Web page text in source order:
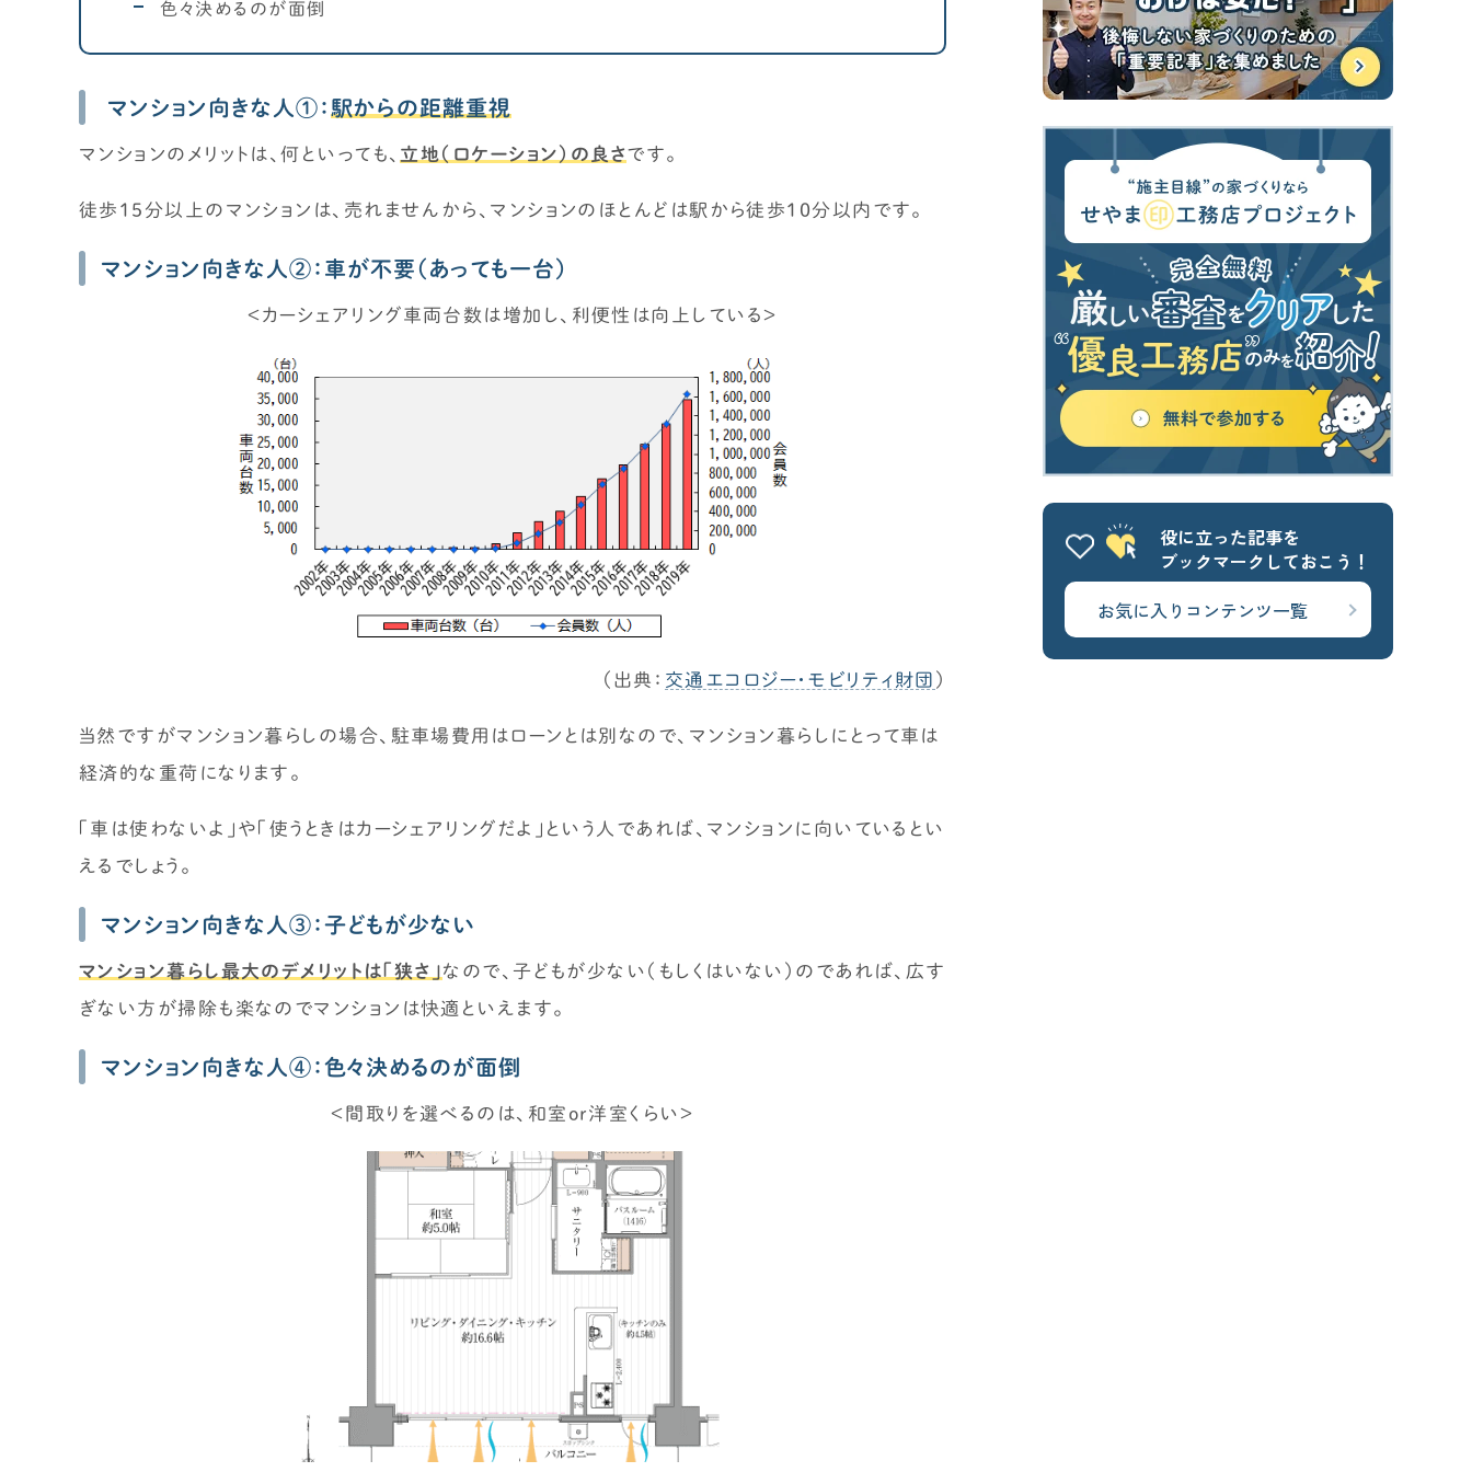
色々決めるのが面倒
マンション向きな人①： 駅からの距離重視
マンションのメリットは、何といっても、 立地（ロケーション）の良さです。
徒歩15分以上のマンションは、売れませんから、マンションのほとんどは駅から徒歩10分以内です。
マンション向きな人②：車が不要（あっても一台）
＜カーシェアリング車両台数は増加し、利便性は向上している＞
（出典： 交通エコロジー・モビリティ財団 ）
当然ですがマンション暮らしの場合、駐車場費用はローンとは別なので、マンション暮らしにとって車は
経済的な重荷になります。
「車は使わないよ」や「使うときはカーシェアリングだよ」という人であれば、マンションに向いているとい
えるでしょう。
マンション向きな人③：子どもが少ない
マンション暮らし最大のデメリットは「狭さ」なので、子どもが少ない（もしくはいない）のであれば、広す
ぎない方が掃除も楽なのでマンションは快適といえます。
マンション向きな人④：色々決めるのが面倒
＜間取りを選べるのは、和室or洋室くらい＞
役に立った記事を
ブックマークしておこう！
お気に入りコンテンツ一覧